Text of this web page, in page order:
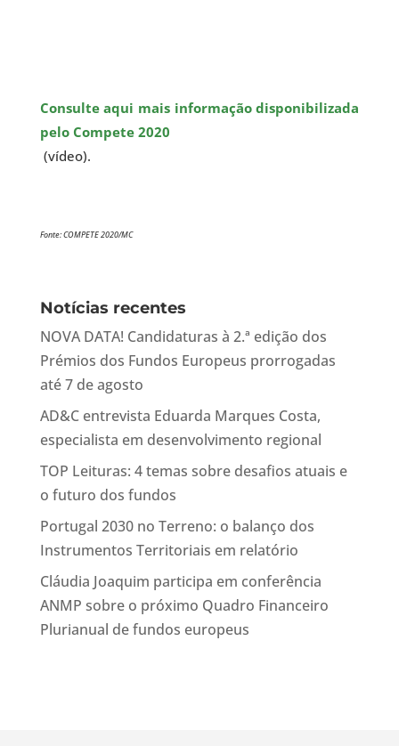
Consulte aqui mais informação disponibilizada
pelo Compete 2020
(vídeo).
Fonte: COMPETE 2020/MC
Notícias recentes
NOVA DATA! Candidaturas à 2.ª edição dos
Prémios dos Fundos Europeus prorrogadas
até 7 de agosto
AD&C entrevista Eduarda Marques Costa,
especialista em desenvolvimento regional
TOP Leituras: 4 temas sobre desafios atuais e
o futuro dos fundos
Portugal 2030 no Terreno: o balanço dos
Instrumentos Territoriais em relatório
Cláudia Joaquim participa em conferência
ANMP sobre o próximo Quadro Financeiro
Plurianual de fundos europeus